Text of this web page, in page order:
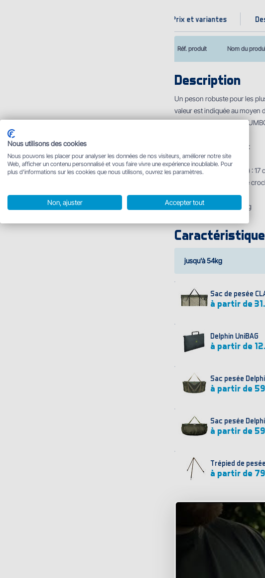
Prix et variantes
Réf. produit Nom du
Description
Un peson robuste pour les
valeur est indiquée au moyen
soulèvement. Le peson
Informations techniques :
Hauteur (corps du peson) : 17
Hauteur (avec l'œillet et le
Largeur : 17,5 cm
Capacité de peson : 54 kg
jusqu'à 54kg
Sac de pesée
à partir de
Delphin UniBAG
à partir de
Sac pesée
à partir de
Sac pesée
à partir de
Trépied de
à partir de
Nous utilisons des cookies
Nous pouvons les placer pour analyser les données de nos visiteurs, améliorer notre site
Web, afficher un contenu personnalisé et vous faire vivre une expérience inoubliable. Pour
plus d'informations sur les cookies que nous utilisons, ouvrez les paramètres.
Non, ajuster Accepter tout